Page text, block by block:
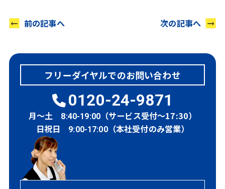
前の記事へ 次の記事へ
フリーダイヤルでのお問い合わせ
0120-24-9871
月～土 8:40-19:00 （サービス受付～17:30）
日祝日
9:00-17:00（本社受付のみ営業）